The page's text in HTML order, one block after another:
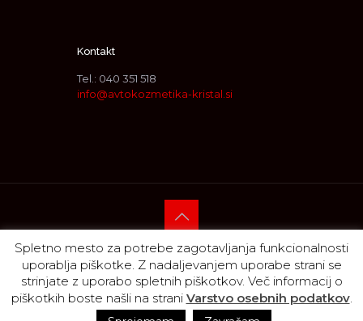
Kontakt
Tel.: 040 351 518
info@avtokozmetika-kristal.si
© 2018-2026, Nokus d. o. o., vse pravice pridržane ::
Produkcija:Votan komunikacije
Spletno mesto za potrebe zagotavljanja funkcionalnosti
uporablja piškotke. Z nadaljevanjem uporabe strani se
strinjate z uporabo spletnih piškotkov. Več informacij o
piškotkih boste našli na strani Varstvo osebnih podatkov.